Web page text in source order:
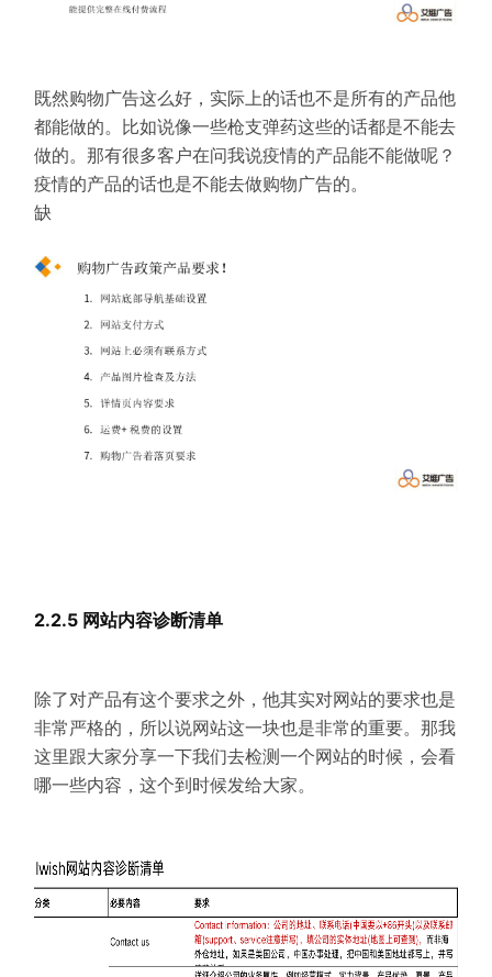
既然购物广告这么好，实际上的话也不是所有的产品他
都能做的。比如说像一些枪支弹药这些的话都是不能去
做的。那有很多客户在问我说疫情的产品能不能做呢？
疫情的产品的话也是不能去做购物广告的。
缺
2.2.5 网站内容诊断清单
除了对产品有这个要求之外，他其实对网站的要求也是
非常严格的，所以说网站这一块也是非常的重要。那我
这里跟大家分享一下我们去检测一个网站的时候，会看
哪一些内容，这个到时候发给大家。